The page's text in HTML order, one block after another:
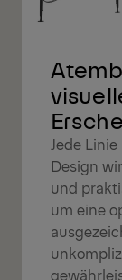
Jede
Design
und
um eine